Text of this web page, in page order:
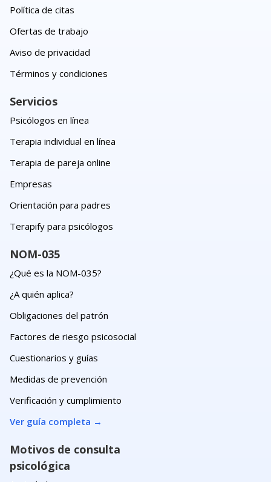
Política de citas
Ofertas de trabajo
Aviso de privacidad
Términos y condiciones
Servicios
Psicólogos en línea
Terapia individual en línea
Terapia de pareja online
Empresas
Orientación para padres
Terapify para psicólogos
NOM-035
¿Qué es la NOM-035?
¿A quién aplica?
Obligaciones del patrón
Factores de riesgo psicosocial
Cuestionarios y guías
Medidas de prevención
Verificación y cumplimiento
Ver guía completa →
Motivos de consulta
psicológica